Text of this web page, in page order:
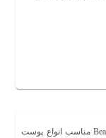
کرم موبر بدن سی گل مدل Beauty Pro مناسب انواع پوست